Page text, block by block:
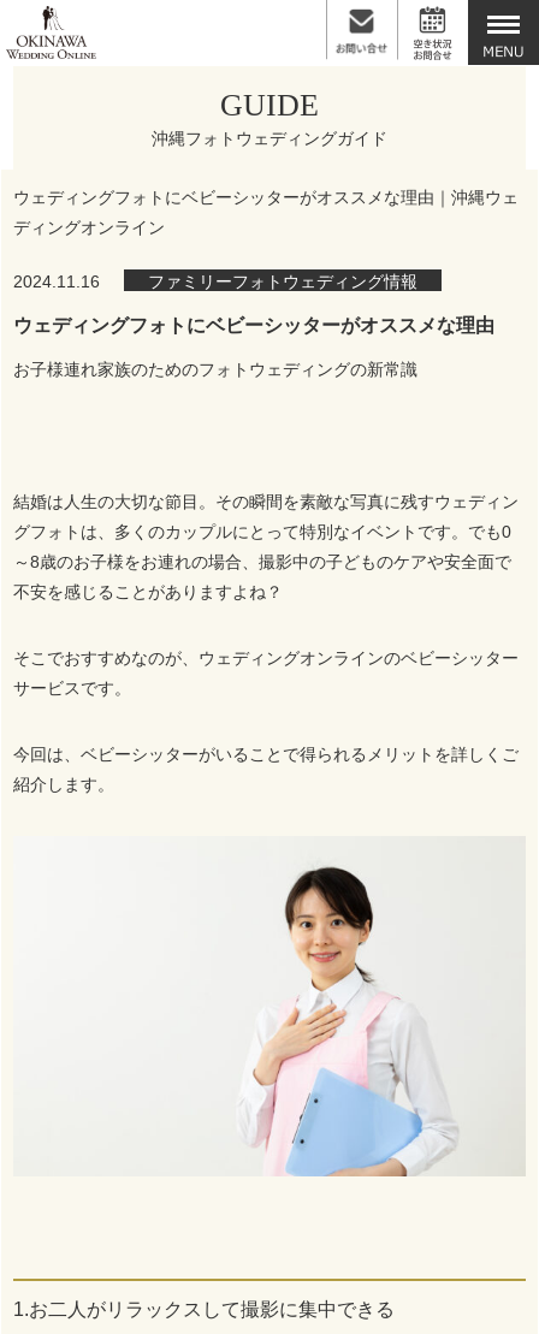
GUIDE
沖縄フォトウェディングガイド
ウェディングフォトにベビーシッターがオススメな理由｜沖縄ウェ
ディングオンライン
2024.11.16 ファミリーフォトウェディング情報
ウェディングフォトにベビーシッターがオススメな理由
お子様連れ家族のためのフォトウェディングの新常識
結婚は人生の大切な節目。その瞬間を素敵な写真に残すウェディン
グフォトは、多くのカップルにとって特別なイベントです。でも0
～8歳のお子様をお連れの場合、撮影中の子どものケアや安全面で
不安を感じることがありますよね？
そこでおすすめなのが、ウェディングオンラインのベビーシッター
サービスです。
今回は、ベビーシッターがいることで得られるメリットを詳しくご
紹介します。
1.お二人がリラックスして撮影に集中できる